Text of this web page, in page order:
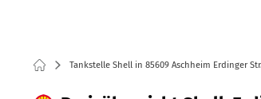
Tankstelle Shell in 85609 Aschheim Erdinger